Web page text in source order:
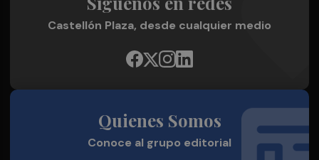
Castellón Plaza, desde cualquier medio
Quienes Somos
Conoce al grupo editorial